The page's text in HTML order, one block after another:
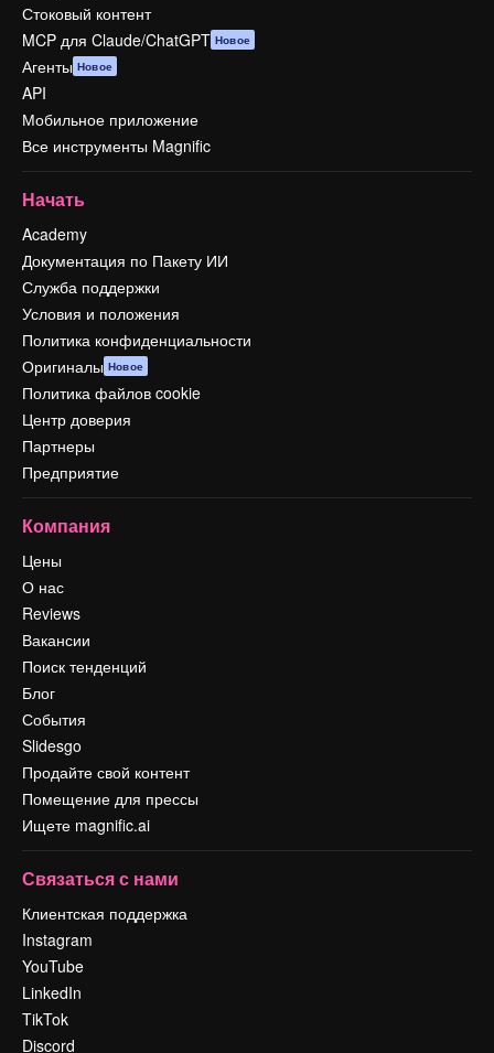
Стоковый контент
MCP для Claude/ChatGPT Новое
Агенты Новое
API
Мобильное приложение
Все инструменты Magnific
Начать
Academy
Документация по Пакету ИИ
Служба поддержки
Условия и положения
Политика конфиденциальности
Оригиналы Новое
Политика файлов cookie
Центр доверия
Партнеры
Предприятие
Компания
Цены
О нас
Reviews
Вакансии
Поиск тенденций
Блог
События
Slidesgo
Продайте свой контент
Помещение для прессы
Ищете magnific.ai
Связаться с нами
Клиентская поддержка
Instagram
YouTube
LinkedIn
TikTok
Discord